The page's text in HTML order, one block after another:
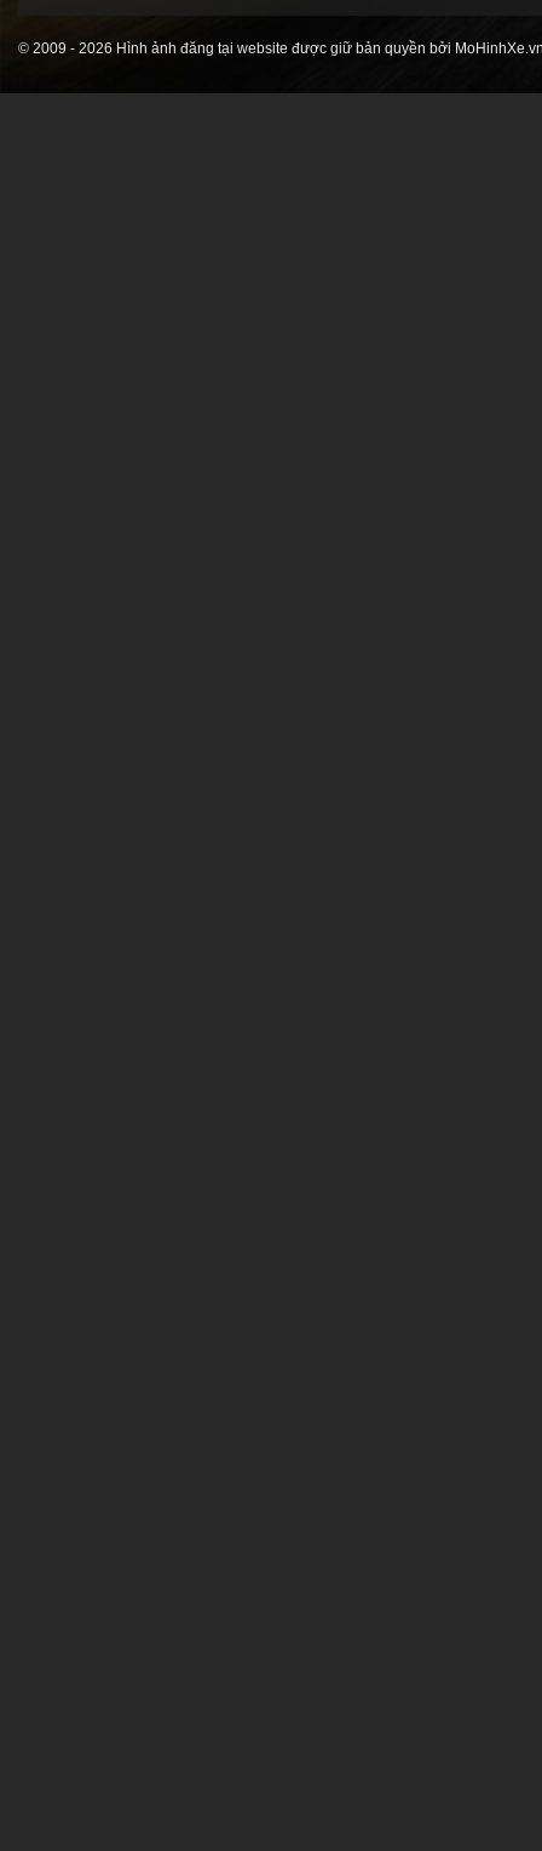
© 2009 - 2026 Hình ảnh đăng tại website được giữ bản quyền bởi